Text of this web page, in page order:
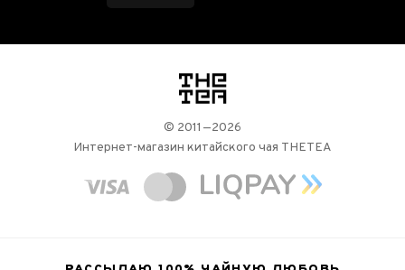
логотип
© 2011—2026
Интернет-магазин китайского чая THETEA